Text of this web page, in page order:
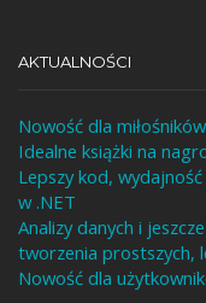
AKTUALNOŚCI
Nowość dla
Idealne książki na
Lepszy kod,
w .NET
Analizy danych i
tworzenia prostszych,
Nowość dla